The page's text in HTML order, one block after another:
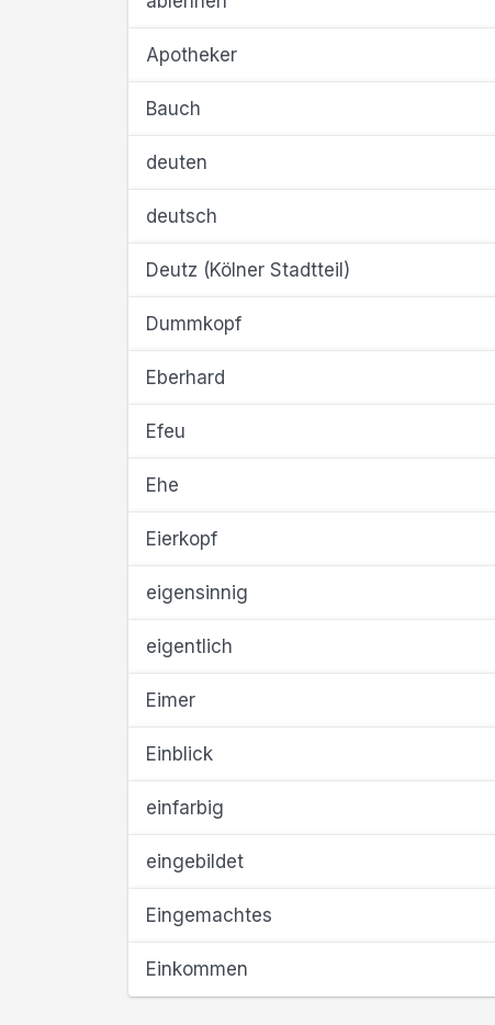
Apotheker
Bauch
deuten
deutsch
Deutz (Kölner Stadtteil)
Dummkopf
Eberhard
Efeu
Ehe
Eierkopf
eigensinnig
eigentlich
Eimer
Einblick
einfarbig
eingebildet
Eingemachtes
Einkommen